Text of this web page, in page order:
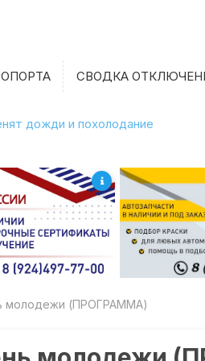
СВОДКА
дожди и похолодание
молодежи (ПРОГРАММА)